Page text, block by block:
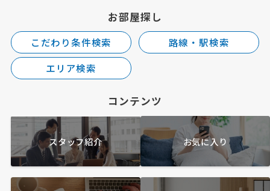
お部屋探し
こだわり条件検索
路線・駅検索
エリア検索
コンテンツ
スタッフ紹介 お気に入り